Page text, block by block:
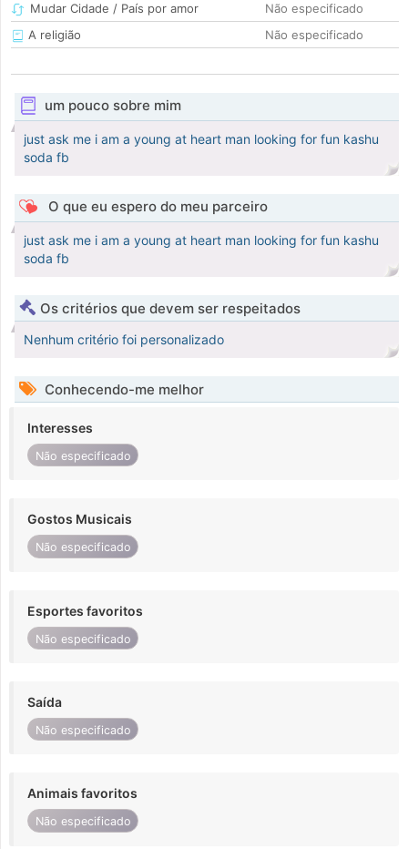
Mudar Cidade / País por amor
Não especificado
A religião
Não especificado
um pouco sobre mim
just ask me i am a young at heart man looking for fun kashu
soda fb
O que eu espero do meu parceiro
just ask me i am a young at heart man looking for fun kashu
soda fb
Os critérios que devem ser respeitados
Nenhum critério foi personalizado
Conhecendo-me melhor
Interesses
Não especificado
Gostos Musicais
Não especificado
Esportes favoritos
Não especificado
Saída
Não especificado
Animais favoritos
Não especificado